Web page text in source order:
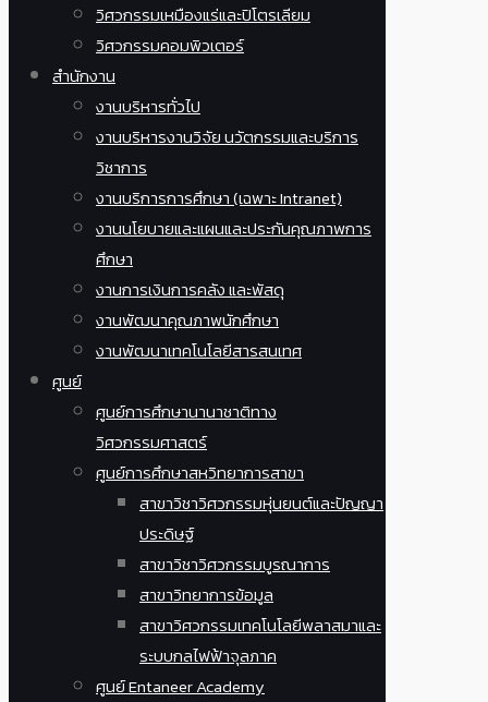
วิศวกรรมเหมืองแร่และปิโตรเลียม
วิศวกรรมคอมพิวเตอร์
สำนักงาน
งานบริหารทั่วไป
งานบริหารงานวิจัย นวัตกรรมและบริการ
วิชาการ
งานบริการการศึกษา (เฉพาะ Intranet)
งานนโยบายและแผนและประกันคุณภาพการ
ศึกษา
งานการเงินการคลัง และพัสดุ
งานพัฒนาคุณภาพนักศึกษา
งานพัฒนาเทคโนโลยีสารสนเทศ
ศูนย์
ศูนย์การศึกษานานาชาติทาง
วิศวกรรมศาสตร์
ศูนย์การศึกษาสหวิทยาการสาขา
สาขาวิชาวิศวกรรมหุ่นยนต์และปัญญา
ประดิษฐ์
สาขาวิชาวิศวกรรมบูรณาการ
สาขาวิทยาการข้อมูล
สาขาวิศวกรรมเทคโนโลยีพลาสมาและ
ระบบกลไฟฟ้าจุลภาค
ศูนย์ Entaneer Academy